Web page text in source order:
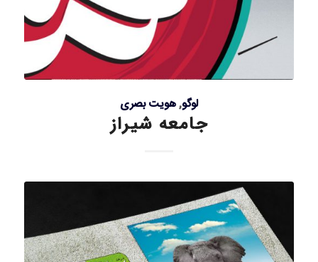
لوگو,هویت بصری
جامعه شیراز